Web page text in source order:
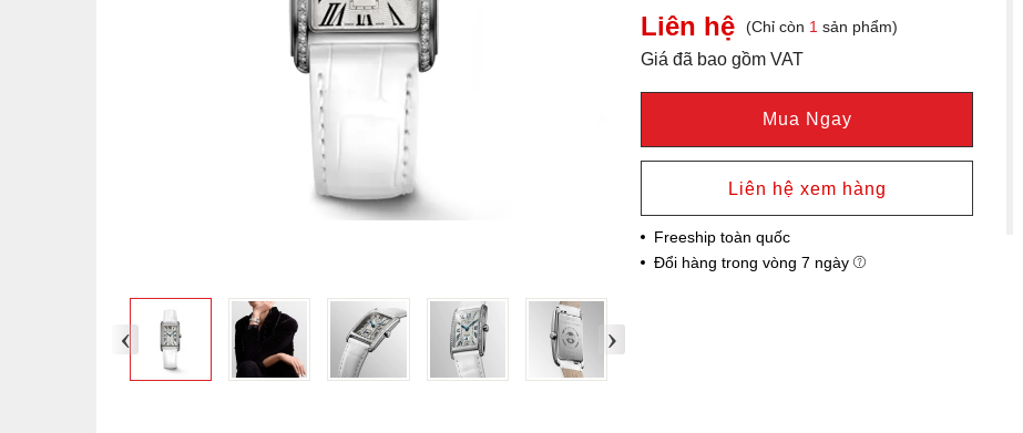
‹ ›
Liên hệ (Chỉ còn 1 sản phẩm)
Giá đã bao gồm VAT
Mua Ngay
Liên hệ xem hàng
Freeship toàn quốc
Đổi hàng trong vòng 7 ngày